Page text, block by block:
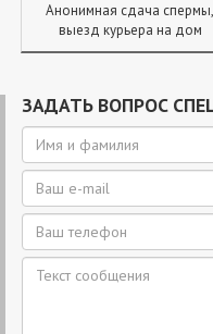
Анонимная сдача спермы,
выезд курьера на дом
ЗАДАТЬ ВОПРОС